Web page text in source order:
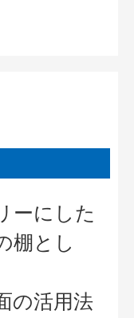
ーにした
棚とし
の活用法